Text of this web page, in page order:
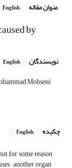
عنوان مقاله English
by
نویسندگان English
Mohseni
چکیده
English
for some reason
another organ